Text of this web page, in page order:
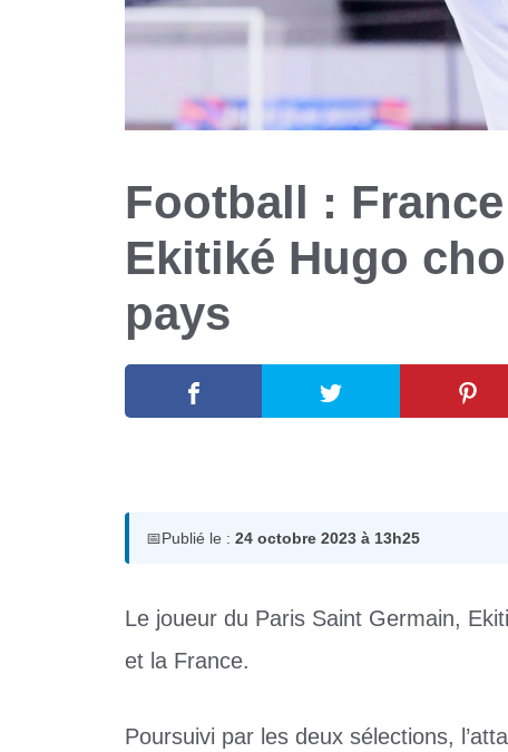
Football :
Ekitiké Hugo
pays
📅Publié le : 24 octobre 2023 à 13h25
Le joueur du Paris Saint Germain,
et la France.
Poursuivi par les deux sélections,